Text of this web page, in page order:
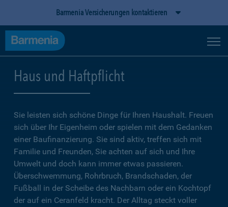
Barmenia Versicherungen kontaktieren
Haus und Haftpflicht
Sie leisten sich schöne Dinge für Ihren Haushalt. Freuen
sich über Ihr Eigenheim oder spielen mit dem Gedanken
einer Baufinanzierung. Sie sind aktiv, treffen sich mit
Familie und Freunden, Sie achten auf sich und Ihre
Umwelt und doch kann immer etwas passieren.
Überschwemmung, Rohrbruch, Brandschaden, der
Fußball in der Scheibe des Nachbarn oder ein Kochtopf
der auf ein Ceranfeld kracht. Der Alltag steckt voller